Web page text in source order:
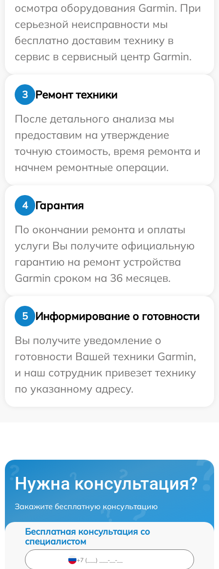
осмотра оборудования Garmin. При
серьезной неисправности мы
бесплатно доставим технику в
сервис в сервисный центр Garmin.
3
Ремонт техники
После детального анализа мы
предоставим на утверждение
точную стоимость, время ремонта и
начнем ремонтные операции.
4
Гарантия
По окончании ремонта и оплаты
услуги Вы получите официальную
гарантию на ремонт устройства
Garmin сроком на 36 месяцев.
5
Информирование о готовности
Вы получите уведомление о
готовности Вашей техники Garmin,
и наш сотрудник привезет технику
по указанному адресу.
Нужна консультация?
Закажите бесплатную консультацию
Бесплатная консультация со
специалистом